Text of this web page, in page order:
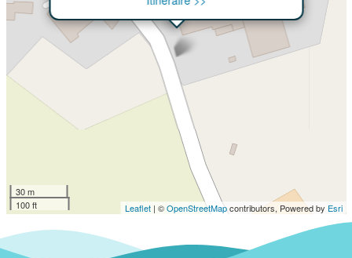
30 m
100 ft
Leaflet| ©OpenStreetMapcontributors, Powered by Esri